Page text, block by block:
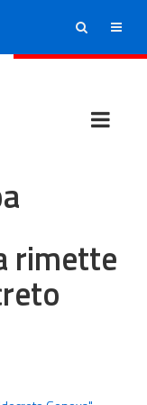
ricerca menu
rimette